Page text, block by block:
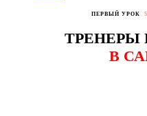
ПЕРВЫЙ УРОК
ТРЕНЕРЫ
В